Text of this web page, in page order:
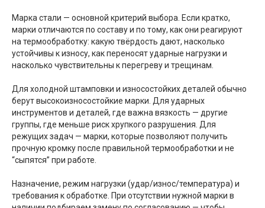
Марка стали — основной критерий выбора. Если кратко,
марки отличаются по составу и по тому, как они реагируют
на термообработку: какую твёрдость дают, насколько
устойчивы к износу, как переносят ударные нагрузки и
насколько чувствительны к перегреву и трещинам.
Для холодной штамповки и износостойких деталей обычно
берут высокоизносостойкие марки. Для ударных
инструментов и деталей, где важна вязкость — другие
группы, где меньше риск хрупкого разрушения. Для
режущих задач — марки, которые позволяют получить
прочную кромку после правильной термообработки и не
“сыпятся” при работе.
Назначение, режим нагрузки (удар/износ/температура) и
требования к обработке. При отсутствии нужной марки в